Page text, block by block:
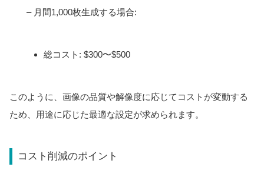
– 月間1,000枚生成する場合:
総コスト: $300〜$500
このように、画像の品質や解像度に応じてコストが変動する
ため、用途に応じた最適な設定が求められます。
コスト削減のポイント